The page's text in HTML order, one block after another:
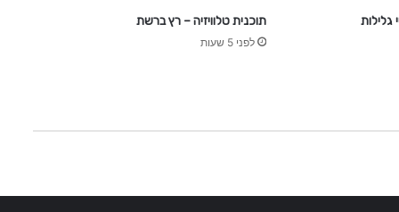
תוכנית טלוויזיה – רץ ברשת
לפני 5 שעות